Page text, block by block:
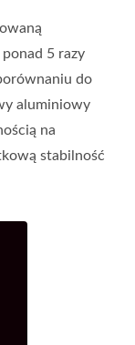
5 razy
do
aluminiowy
na
stabilność